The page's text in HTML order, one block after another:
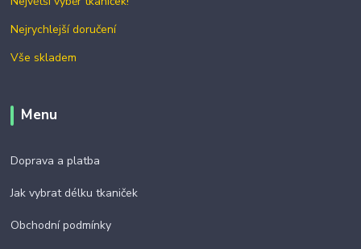
Nejrychlejší doručení
Vše skladem
Menu
Doprava a platba
Jak vybrat délku tkaniček
Obchodní podmínky